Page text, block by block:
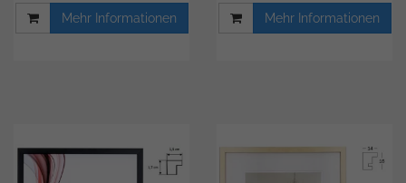
Mehr Informationen Mehr Informationen